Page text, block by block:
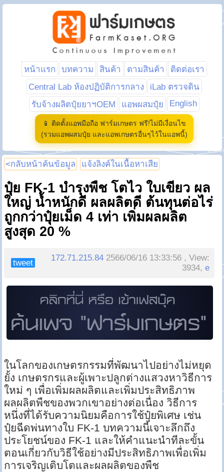
หน้าแรก บทความ สินค้า ตามสินค้า
ติดต่อเรา
Central Lab ห้องปฏิบัติการกลาง
iLab ตรวจดิน
รับจ้างผลิตปุ๋ยยาฯOEM
แอพผสมปุ๋ย English
📱 ติดตั้งแอพมือถือ ฟาร์มเกษตร ฟรี!ไม่มีเงื่อนไข
(รวมแอพผสมปุ๋ย และแอพเกษตรอื่นๆไว้ในแอพนี้)
<กลับหน้าค้นข้อมูล แจ้งลิงค์ในเนื้อหาเสีย
ปุ๋ย FK-1 บำรุงพืช โตไว ใบเขียว ผล
ใหญ่ น้ำหนักดี ผลผลิตดี ต้นทุนต่อไร่
ถูกกว่าปุ๋ยเม็ด 4 เท่า เพิ่มผลผลิต
สูงสุด 20 %
tweet
172.71.215.84 2566/06/16 13:33:56 , View:
3934,e
ในโลกของเกษตรกรรมที่พัฒนาไปอย่างไม่หยุด
ยั้ง เกษตรกรและผู้เพาะปลูกต่างแสวงหาวิธีการ
ใหม่ ๆ เพื่อเพิ่มผลผลิตและเพิ่มประสิทธิภาพ
ผลผลิตพืชของพวกเขาอย่างต่อเนื่อง วิธีการ
หนึ่งที่ได้รับความนิยมคือการใช้ปุ๋ยพิเศษ เช่น
ปุ๋ยฉีดพ่นทางใบ FK-1 บทความนี้เจาะลึกถึง
ประโยชน์ของ FK-1 และให้คำแนะนำทีละขั้น
ตอนเกี่ยวกับวิธีใช้อย่างมีประสิทธิภาพเพื่อเพิ่ม
การเจริญเติบโตและผลผลิตของพืช